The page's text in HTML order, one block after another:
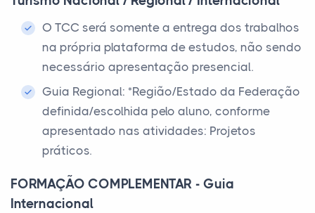
O TCC será somente a entrega dos trabalhos
na própria plataforma de estudos, não sendo
necessário apresentação presencial.
Guia Regional: *Região/Estado da Federação
definida/escolhida pelo aluno, conforme
apresentado nas atividades: Projetos
práticos.
FORMAÇÃO COMPLEMENTAR - Guia
Internacional